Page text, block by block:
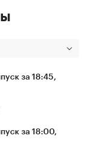
за 18:45,
за 18:00,